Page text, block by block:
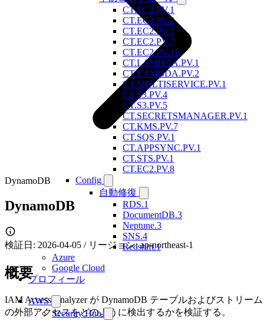
CT.EC2.PV.1
CT.EC2.PV.2
CT.EC2.PV.3
CT.EC2.PV.7
CT.EC2.PV.11
CT.LAMBDA.PV.1
CT.LAMBDA.PV.2
CT.MULTISERVICE.PV.1
CT.S3.PV.4
CT.S3.PV.5
CT.SECRETSMANAGER.PV.1
CT.KMS.PV.7
CT.SQS.PV.1
CT.APPSYNC.PV.1
CT.STS.PV.1
CT.EC2.PV.8
Config
自動修復
RDS.1
DocumentDB.3
Neptune.3
SNS.4
Redshift.1
Azure
Google Cloud
プロフィール
AWS
Security Hub
DynamoDB
DynamoDB
検証日: 2026-04-05 / リージョン: ap-northeast-1
概要
IAM Access Analyzer が DynamoDB テーブルおよびストリーム
の外部アクセスをどのように検出するかを検証する。